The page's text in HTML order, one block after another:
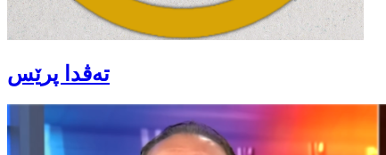
تەڤدا پرێس